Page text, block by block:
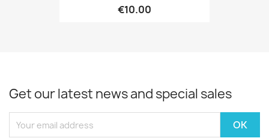
€10.00
Get our latest news and special sales